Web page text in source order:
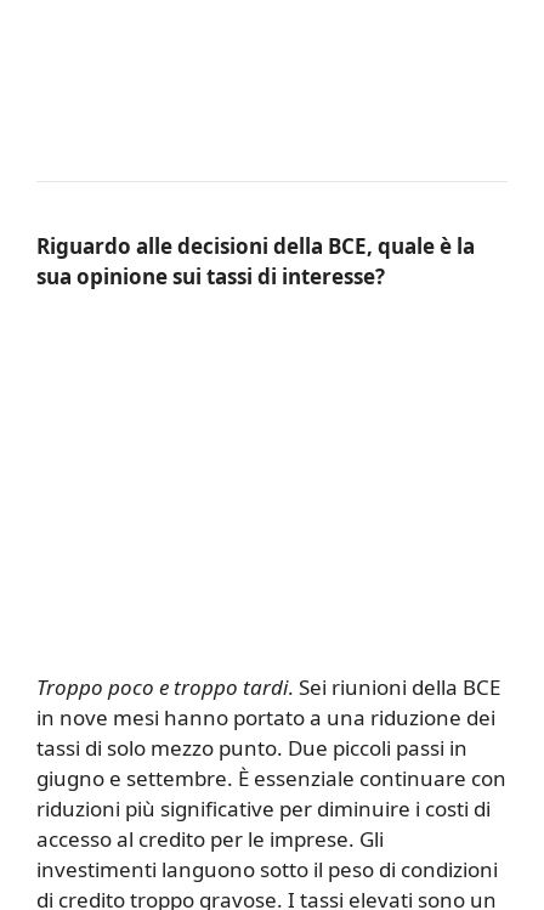
Riguardo alle decisioni della BCE, quale è la
sua opinione sui tassi di interesse?
Troppo poco e troppo tardi. Sei riunioni della BCE
in nove mesi hanno portato a una riduzione dei
tassi di solo mezzo punto. Due piccoli passi in
giugno e settembre. È essenziale continuare con
riduzioni più significative per diminuire i costi di
accesso al credito per le imprese. Gli
investimenti languono sotto il peso di condizioni
di credito troppo gravose. I tassi elevati sono un